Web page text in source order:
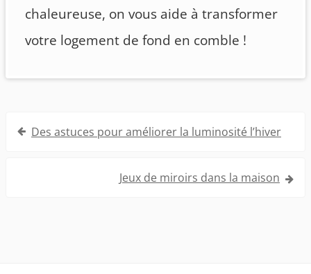
chaleureuse, on vous aide à transformer
votre logement de fond en comble !
Navigation
Des astuces pour améliorer la luminosité l’hiver
Jeux de miroirs dans la maison